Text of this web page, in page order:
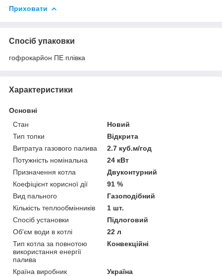
Приховати
Спосіб упаковки
гофрокарйон ПЕ плівка
Характеристики
Основні
Стан
Новий
Тип топки
Відкрита
Витратуа газового палива
2.7 куб.м/год
Потужність номінальна
24 кВт
Призначення котла
Двуконтурний
Коефіцієнт корисної дії
91 %
Вид пального
Газоподібний
Кількість теплообмінників
1 шт.
Спосіб установки
Підлоговий
Об'єм води в котлі
22 л
Тип котла за повнотою
використання енергії
палива
Конвекційні
Країна виробник
Україна